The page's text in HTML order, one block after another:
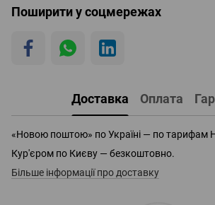
Поширити у соцмережах
Доставка Оплата
«Новою поштою» по Україні — по тарифам
Кур'єром по Києву — безкоштовно.
Більше інформації про доставку